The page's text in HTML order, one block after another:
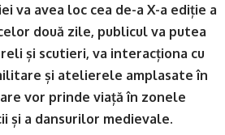
va avea loc cea de-a X-a ediție a
două zile, publicul va putea
și scutieri, va interacționa cu
și atelierele amplasate în
vor prinde viață în zonele
și a dansurilor medievale.